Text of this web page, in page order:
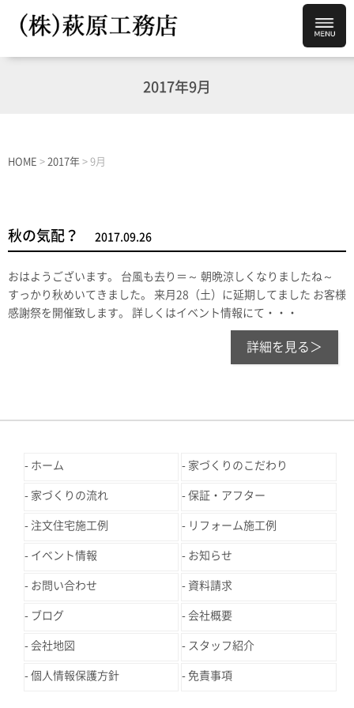
2017年9月
HOME > 2017年 > 9月
秋の気配？ 2017.09.26
おはようございます。 台風も去り＝～ 朝晩涼しくなりましたね～
すっかり秋めいてきました。 来月28（土）に延期してました お客様
感謝祭を開催致します。 詳しくはイベント情報にて・・・
詳細を見る＞
ホーム 家づくりのこだわり
家づくりの流れ 保証・アフター
注文住宅施工例 リフォーム施工例
イベント情報 お知らせ
お問い合わせ 資料請求
ブログ 会社概要
会社地図 スタッフ紹介
個人情報保護方針 免責事項